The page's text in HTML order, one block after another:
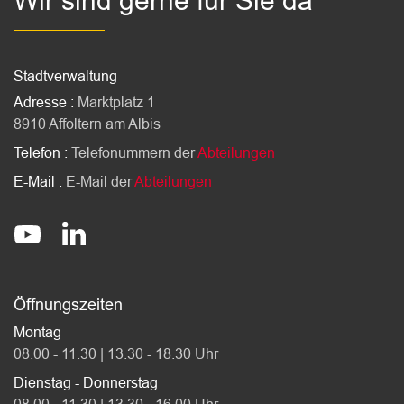
Stadtverwaltung
Adresse : Marktplatz 1
8910 Affoltern am Albis
Telefon : Telefonummern derAbteilungen
E-Mail : E-Mail derAbteilungen
Socials
@StadtAffolternamAlbis
stadt-affoltern-am-albis
Öffnungszeiten
Montag
08.00 - 11.30 | 13.30 - 18.30 Uhr
Dienstag - Donnerstag